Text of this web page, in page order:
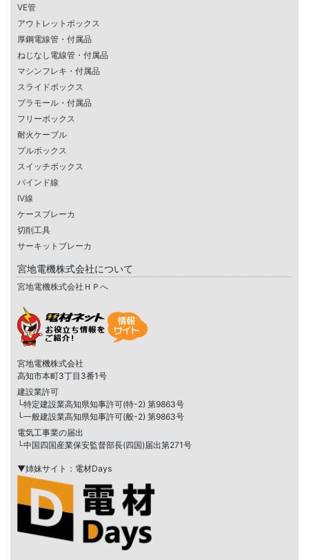
VE管
アウトレットボックス
厚鋼電線管・付属品
ねじなし電線管・付属品
マシンフレキ・付属品
スライドボックス
プラモール・付属品
フリーボックス
耐火ケーブル
プルボックス
スイッチボックス
バインド線
IV線
ケースブレーカ
切削工具
サーキットブレーカ
宮地電機株式会社について
宮地電機株式会社ＨＰへ
宮地電機株式会社
高知市本町3丁目3番1号
建設業許可
└特定建設業高知県知事許可(特-2) 第9863号
└一般建設業高知県知事許可(般-2) 第9863号
電気工事業の届出
└中国四国産業保安監督部長(四国)届出第271号
▼姉妹サイト：電材Days